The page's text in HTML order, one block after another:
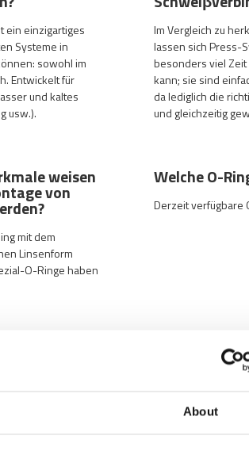
About
ein einzigartiges
Systeme in
sowohl im
Entwickelt für
und kaltes
usw.).
Im Vergleich zu
lassen sich Press-
besonders viel
kann; sie sind
da lediglich die
und gleichzeitig
weisen
von
mit dem
Linsenform
O-Ringe haben
Welche O-
Derzeit verfügbare
(normale
zu 140°C.
Welche O-
O-Ringe Typ FKM
passenden